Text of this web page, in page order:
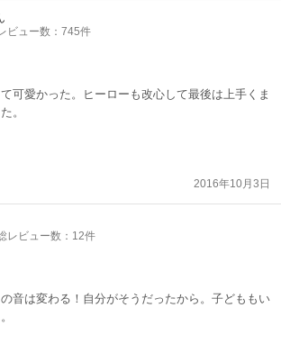
ビュー数：745件
可愛かった。ヒーローも改心して最後は上手くま
。
2016年10月3日
レビュー数：12件
音は変わる！自分がそうだったから。子どももい